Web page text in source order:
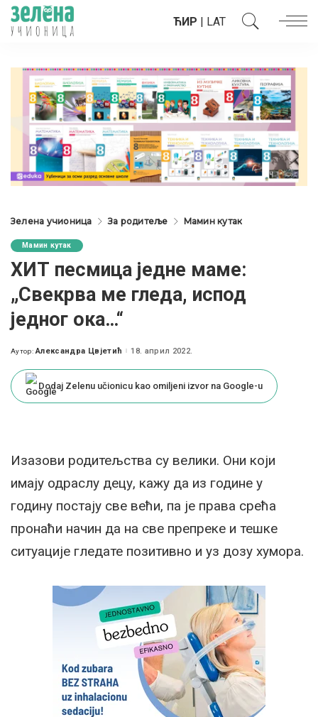
ЋИР | LAT
Зелена учионица За родитеље Мамин кутак
Мамин кутак
ХИТ песмица једне маме:
„Свекрва ме гледа, испод
једног ока…“
Posted
Аутор: Александра Цвјетић 18. април 2022.
Dodaj Zelenu učionicu kao omiljeni izvor na Google-u
Изазови родитељства су велики. Они који
имају одраслу децу, кажу да из године у
годину постају све већи, па је права срећа
пронаћи начин да на све препреке и тешке
ситуације гледате позитивно и уз дозу хумора.